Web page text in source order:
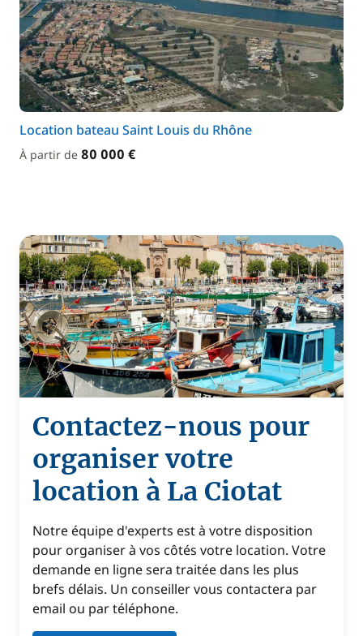
Location bateau Saint Louis du Rhône
À partir de 80 000 €
Contactez-nous pour
organiser votre
location à La Ciotat
Notre équipe d'experts est à votre disposition
pour organiser à vos côtés votre location. Votre
demande en ligne sera traitée dans les plus
brefs délais. Un conseiller vous contactera par
email ou par téléphone.